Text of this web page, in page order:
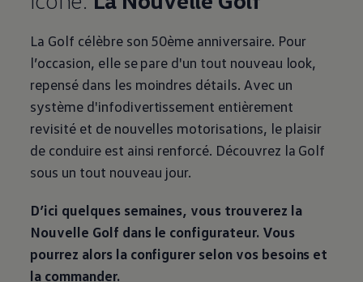
La Golf célèbre son 50ème anniversaire. Pour
l’occasion, elle se pare d'un tout nouveau look,
repensé dans les moindres détails. Avec un
système d'infodivertissement entièrement
revisité et de nouvelles motorisations, le plaisir
de conduire est ainsi renforcé. Découvrez la Golf
sous un tout nouveau jour.
D’ici quelques semaines, vous trouverez la
Nouvelle Golf dans le configurateur. Vous
pourrez alors la configurer selon vos besoins et
la commander.